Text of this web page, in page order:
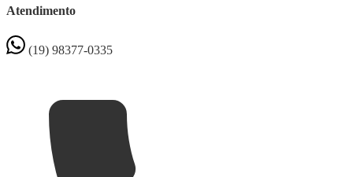
Atendimento
(19) 98377-0335